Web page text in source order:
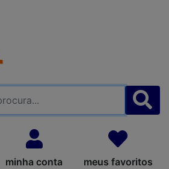
minha conta meus favoritos